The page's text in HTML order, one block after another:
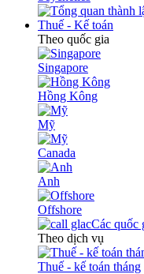
Thuế - Kế toán
Theo quốc gia
Singapore
Hồng Kông
Mỹ
Canada
Anh
Offshore
Các quốc
Theo dịch vụ
Thuế - kế toán tháng